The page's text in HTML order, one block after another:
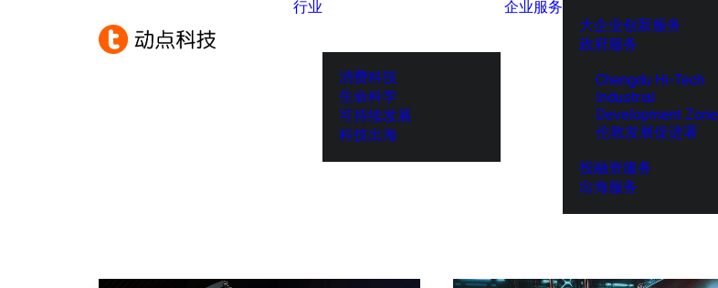
行业
消费科技
生命科学
可持续发展
科技出海
企业服务
大企业创新服务
政府服务
Chengdu Hi-Tech
Industrial
Development Zone
伦敦发展促进署
投融资服务
出海服务